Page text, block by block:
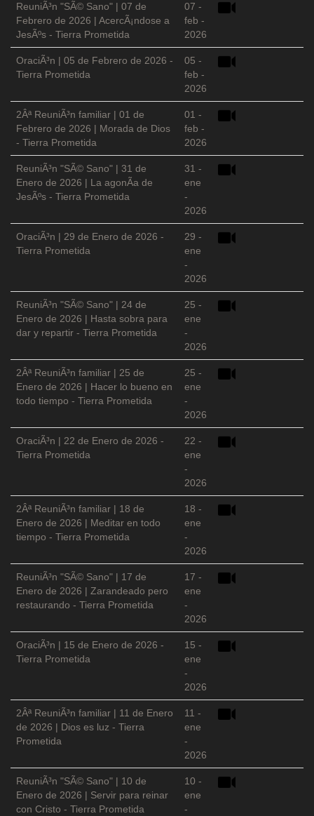
ReuniÃ³n "SÃ© Sano" | 07 de
Febrero de 2026 | AcercÃ¡ndose a
JesÃºs - Tierra Prometida
07 -
feb -
2026
OraciÃ³n | 05 de Febrero de 2026 -
Tierra Prometida
05 -
feb -
2026
2Âª ReuniÃ³n familiar | 01 de
Febrero de 2026 | Morada de Dios
- Tierra Prometida
01 -
feb -
2026
ReuniÃ³n "SÃ© Sano" | 31 de
Enero de 2026 | La agonÃ­a de
JesÃºs - Tierra Prometida
31 -
ene
-
2026
OraciÃ³n | 29 de Enero de 2026 -
Tierra Prometida
29 -
ene
-
2026
ReuniÃ³n "SÃ© Sano" | 24 de
Enero de 2026 | Hasta sobra para
dar y repartir - Tierra Prometida
25 -
ene
-
2026
2Âª ReuniÃ³n familiar | 25 de
Enero de 2026 | Hacer lo bueno en
todo tiempo - Tierra Prometida
25 -
ene
-
2026
OraciÃ³n | 22 de Enero de 2026 -
Tierra Prometida
22 -
ene
-
2026
2Âª ReuniÃ³n familiar | 18 de
Enero de 2026 | Meditar en todo
tiempo - Tierra Prometida
18 -
ene
-
2026
ReuniÃ³n "SÃ© Sano" | 17 de
Enero de 2026 | Zarandeado pero
restaurando - Tierra Prometida
17 -
ene
-
2026
OraciÃ³n | 15 de Enero de 2026 -
Tierra Prometida
15 -
ene
-
2026
2Âª ReuniÃ³n familiar | 11 de Enero
de 2026 | Dios es luz - Tierra
Prometida
11 -
ene
-
2026
ReuniÃ³n "SÃ© Sano" | 10 de
Enero de 2026 | Servir para reinar
con Cristo - Tierra Prometida
10 -
ene
-